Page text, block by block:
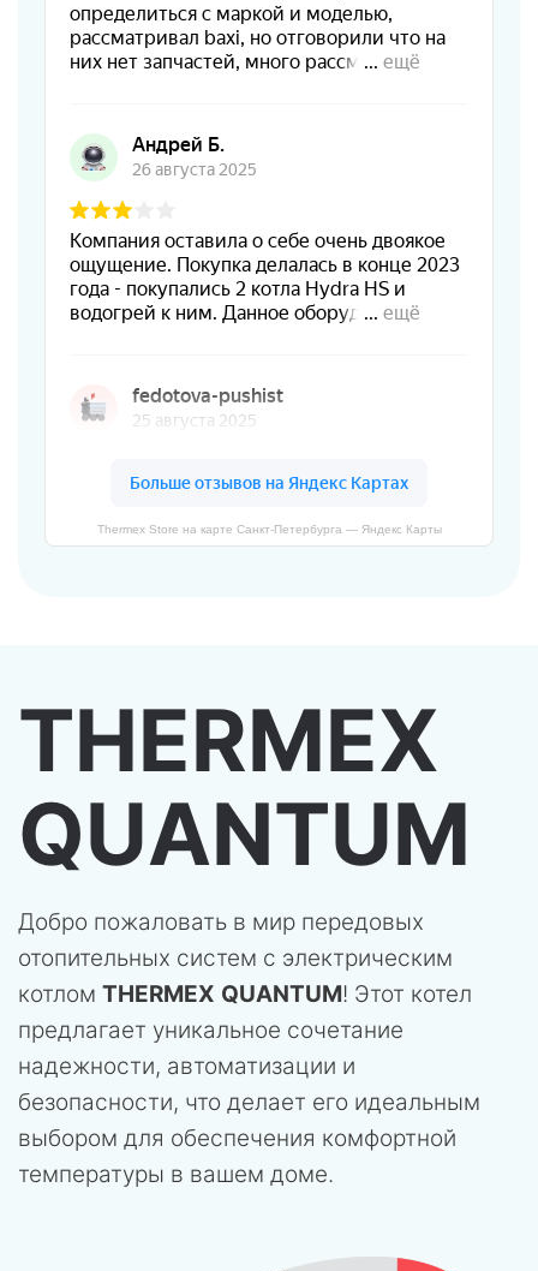
Thermex Store на карте Санкт‑Петербурга — Яндекс Карты
THERMEX
QUANTUM
Добро пожаловать в мир передовых
отопительных систем с электрическим
котлом THERMEX QUANTUM! Этот котел
предлагает уникальное сочетание
надежности, автоматизации и
безопасности, что делает его идеальным
выбором для обеспечения комфортной
температуры в вашем доме.